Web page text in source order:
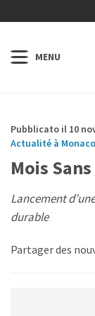
Pubblicato il 10
Actualité à Monaco
Mois
Lancement
durable
Partager des